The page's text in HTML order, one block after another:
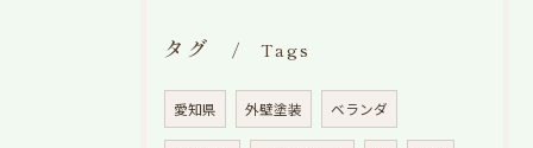
タグ Tags
愛知県 外壁塗装 ベランダ